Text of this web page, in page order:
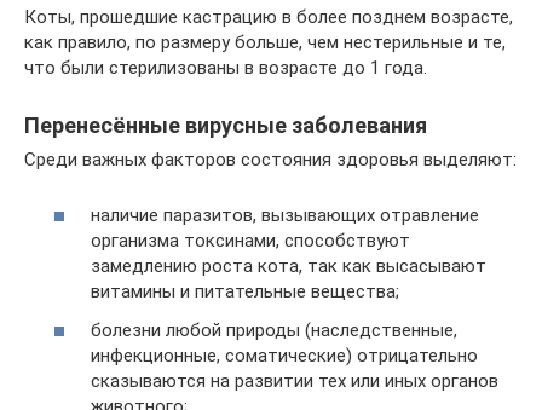
Коты, прошедшие кастрацию в более позднем возрасте,
как правило, по размеру больше, чем нестерильные и те,
что были стерилизованы в возрасте до 1 года.
Перенесённые вирусные заболевания
Среди важных факторов состояния здоровья выделяют:
наличие паразитов, вызывающих отравление
организма токсинами, способствуют
замедлению роста кота, так как высасывают
витамины и питательные вещества;
болезни любой природы (наследственные,
инфекционные, соматические) отрицательно
сказываются на развитии тех или иных органов